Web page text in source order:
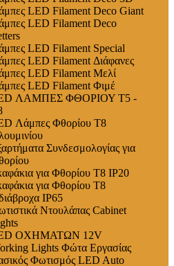
LED Filament Deco Giant
LED Filament Deco
LED Filament Special
LED Filament Διάφανες
LED Filament Μελί
LED Filament Φιμέ
ΛΑΜΠΕΣ ΦΘΟΡΙΟΥ T5 -
Λάμπες Φθορίου T8
Συνδεσμολογίας για
για Φθορίου T8 IP20
για Φθορίου T8
IP65
Ντουλάπας Cabinet
ΟΧΗΜΑΤΩΝ 12V
Lights Φώτα Εργασίας
Φωτισμός LED Auto